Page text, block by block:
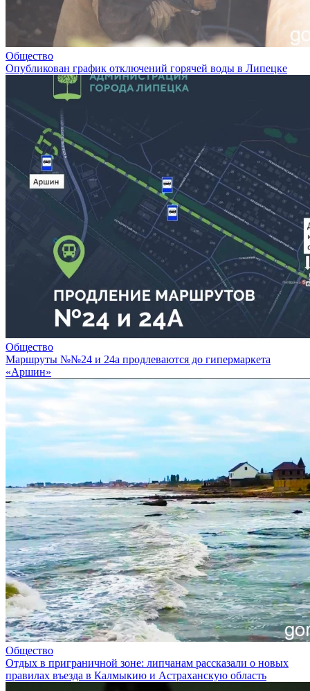
Общество
Опубликован график отключений горячей воды в Липецке
Общество
Маршруты №№24 и 24а продлеваются до гипермаркета
«Аршин»
Общество
Отдых в приграничной зоне: липчанам рассказали о новых
правилах въезда в Калмыкию и Астраханскую область